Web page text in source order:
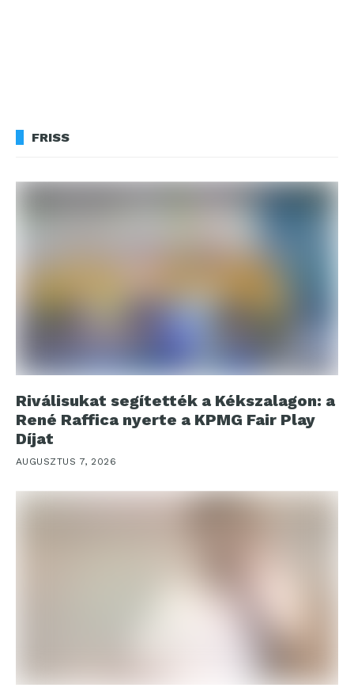
FRISS
Riválisukat segítették a Kékszalagon: a
René Raffica nyerte a KPMG Fair Play
Díjat
AUGUSZTUS 7, 2026